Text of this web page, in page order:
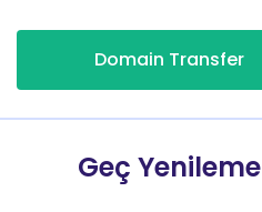
Domain Transfer
Geç Yenileme